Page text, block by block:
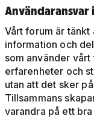
Vårt forum är
information och
som använder
erfarenheter och
utan att det sker
Tillsammans
varandra på ett bra